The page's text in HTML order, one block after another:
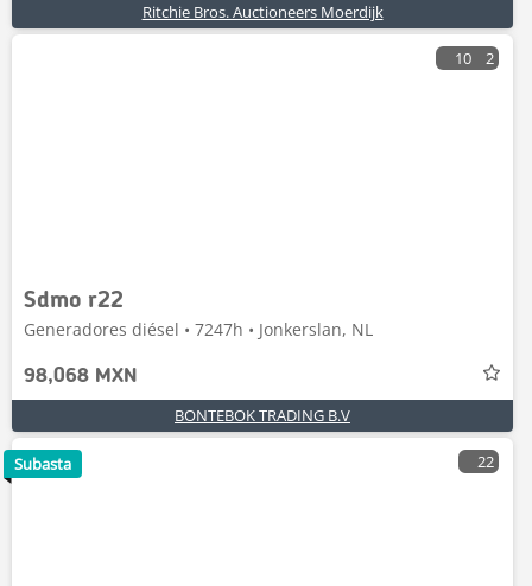
Ritchie Bros. Auctioneers Moerdijk
10 2
Sdmo r22
Generadores diésel • 7247h • Jonkerslan, NL
98,068 MXN
BONTEBOK TRADING B.V
22
Subasta